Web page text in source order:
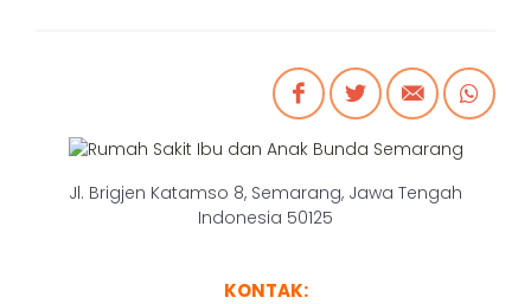
Jl. Brigjen Katamso 8, Semarang, Jawa Tengah
Indonesia 50125
KONTAK: